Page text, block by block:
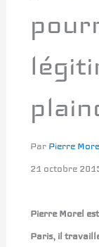
Par Pierre
21 octobre
Pierre Morel
Paris, il